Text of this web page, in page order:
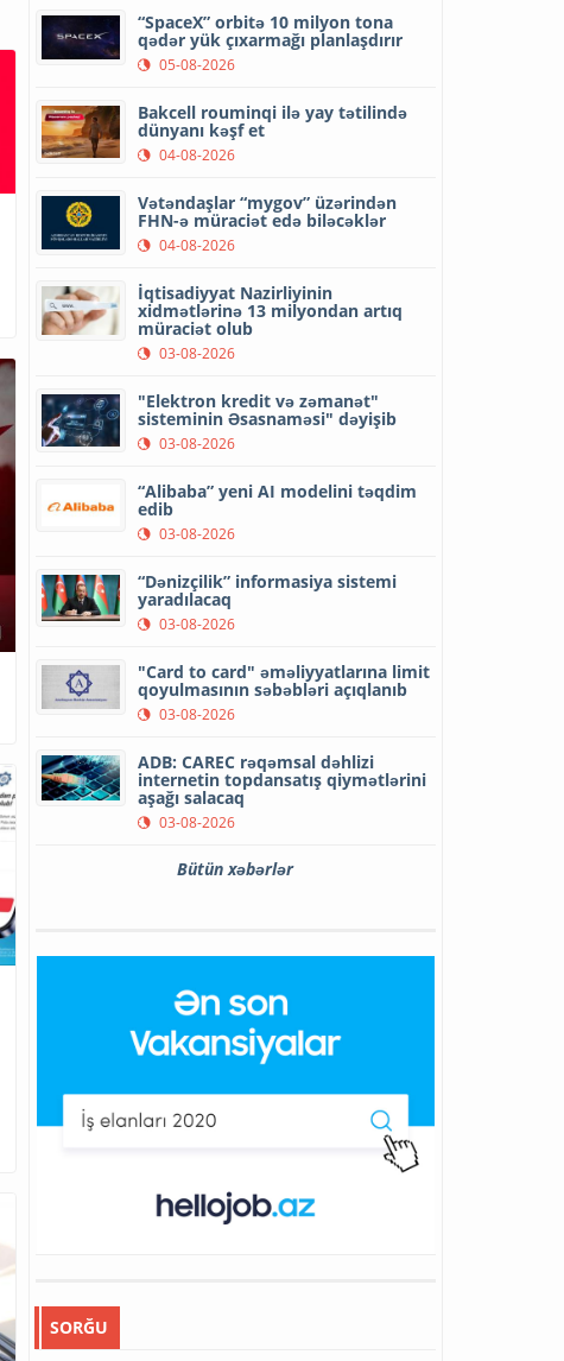
“SpaceX” orbitə 10 milyon tona
qədər yük çıxarmağı planlaşdırır
05-08-2026
Bakcell rouminqi ilə yay tətilində
dünyanı kəşf et
04-08-2026
Vətəndaşlar “mygov” üzərindən
FHN-ə müraciət edə biləcəklər
04-08-2026
İqtisadiyyat Nazirliyinin
xidmətlərinə 13 milyondan artıq
müraciət olub
03-08-2026
"Elektron kredit və zəmanət"
sisteminin Əsasnaməsi" dəyişib
03-08-2026
“Alibaba” yeni AI modelini təqdim
edib
03-08-2026
“Dənizçilik” informasiya sistemi
yaradılacaq
03-08-2026
"Card to card" əməliyyatlarına limit
qoyulmasının səbəbləri açıqlanıb
03-08-2026
ADB: CAREC rəqəmsal dəhlizi
internetin topdansatış qiymətlərini
aşağı salacaq
03-08-2026
Bütün xəbərlər
SORĞU